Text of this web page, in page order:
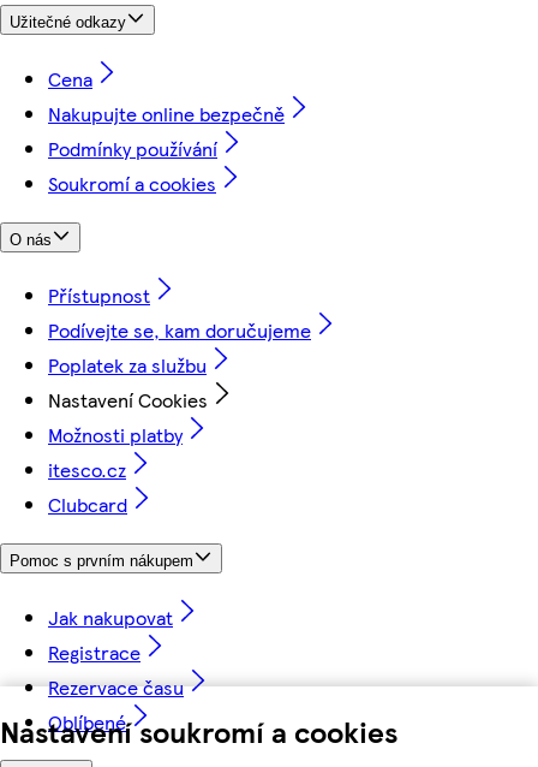
Nastavení soukromí a cookies
Užitečné odkazy
Cena
Nakupujte online bezpečně
Podmínky používání
Soukromí a cookies
O nás
Přístupnost
Podívejte se, kam doručujeme
Poplatek za službu
Nastavení Cookies
Možnosti platby
itesco.cz
Clubcard
Pomoc s prvním nákupem
Jak nakupovat
Registrace
Rezervace času
Oblíbené